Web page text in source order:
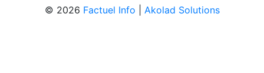
© 2026 Factuel Info Akolad Solutions